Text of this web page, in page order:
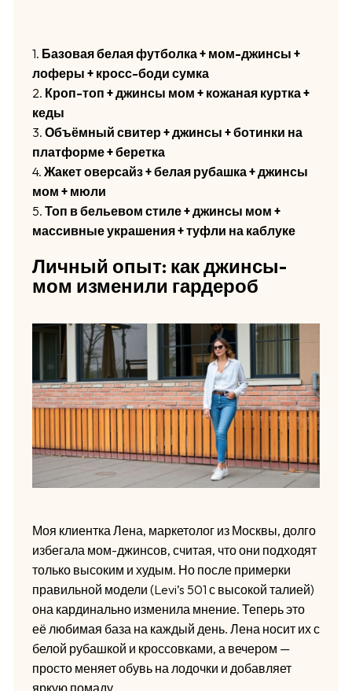
1. Базовая белая футболка + мом-джинсы +
лоферы + кросс-боди сумка
2. Кроп-топ + джинсы мом + кожаная куртка +
кеды
3. Объёмный свитер + джинсы + ботинки на
платформе + беретка
4. Жакет оверсайз + белая рубашка + джинсы
мом + мюли
5. Топ в бельевом стиле + джинсы мом +
массивные украшения + туфли на каблуке
Личный опыт: как джинсы-
мом изменили гардероб
Моя клиентка Лена, маркетолог из Москвы, долго
избегала мом-джинсов, считая, что они подходят
только высоким и худым. Но после примерки
правильной модели (Levi’s 501 с высокой талией)
она кардинально изменила мнение. Теперь это
её любимая база на каждый день. Лена носит их с
белой рубашкой и кроссовками, а вечером —
просто меняет обувь на лодочки и добавляет